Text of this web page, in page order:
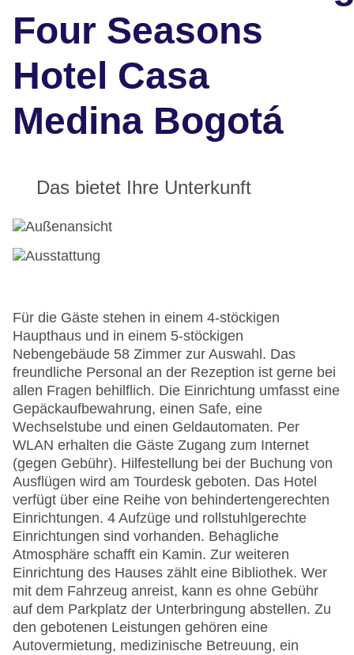
Four Seasons
Hotel Casa
Medina Bogotá
Das bietet Ihre Unterkunft
Für die Gäste stehen in einem 4-stöckigen
Haupthaus und in einem 5-stöckigen
Nebengebäude 58 Zimmer zur Auswahl. Das
freundliche Personal an der Rezeption ist gerne bei
allen Fragen behilflich. Die Einrichtung umfasst eine
Gepäckaufbewahrung, einen Safe, eine
Wechselstube und einen Geldautomaten. Per
WLAN erhalten die Gäste Zugang zum Internet
(gegen Gebühr). Hilfestellung bei der Buchung von
Ausflügen wird am Tourdesk geboten. Das Hotel
verfügt über eine Reihe von behindertengerechten
Einrichtungen. 4 Aufzüge und rollstuhlgerechte
Einrichtungen sind vorhanden. Behagliche
Atmosphäre schafft ein Kamin. Zur weiteren
Einrichtung des Hauses zählt eine Bibliothek. Wer
mit dem Fahrzeug anreist, kann es ohne Gebühr
auf dem Parkplatz der Unterbringung abstellen. Zu
den gebotenen Leistungen gehören eine
Autovermietung, medizinische Betreuung, ein